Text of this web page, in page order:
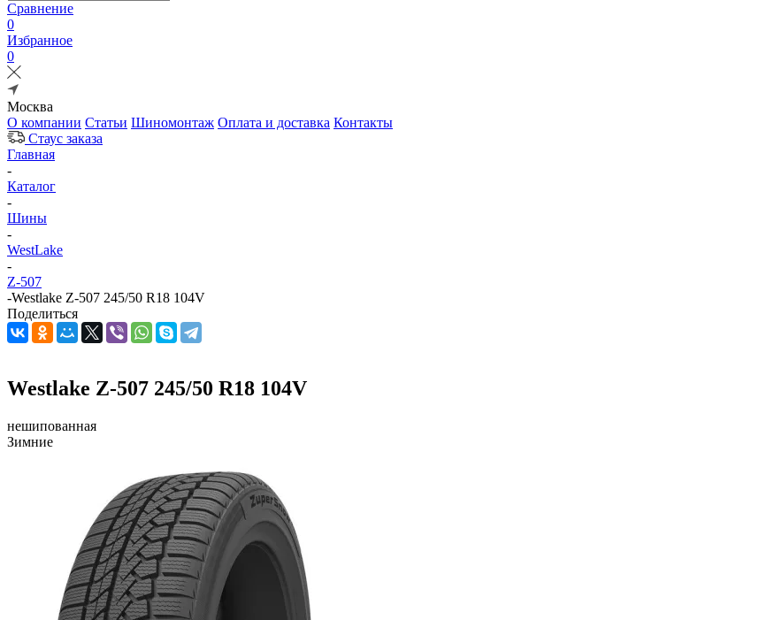
Сравнение
0
Избранное
0
Москва
О компании Статьи Шиномонтаж Оплата и доставка Контакты
Стаус заказа
Главная
-
Каталог
-
Шины
-
WestLake
-
Z-507
-Westlake Z-507 245/50 R18 104V
Поделиться
Westlake Z-507 245/50 R18 104V
нешипованная
Зимние